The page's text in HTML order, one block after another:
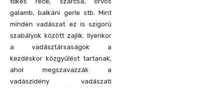
galamb, balkáni gerle stb. Mint
minden vadászat ez is szigorú
szabályok között zajlik. Ilyenkor
a vadásztársaságok a
kezdéskor közgyűlést tartanak,
ahol megszavazzák a
vadászidény vadászati